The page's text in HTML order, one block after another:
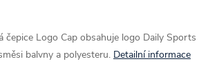
čepice Logo Cap obsahuje logo Daily Sports
balvny a polyesteru. Detailní informace